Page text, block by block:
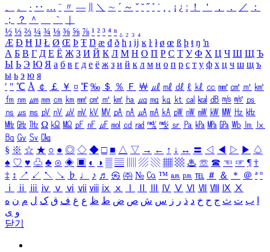
、
。 · ‥ … ¨ 〃 ― ＼ ∼ ´ ～ ˇ ˘ ˝ ˚ ˙ ¸ ¡ ¿ ː ！ ＇ ， ． ／
：
；
？ ＾ ｀
½ ⅓ ⅔ ¼ ¾ ⅛ ⅜ ⅝ ⅞ ¹ ² ³ ⁴ ⁿ ₁ ₂ ₃ ₄
Æ Ð Ħ Ĳ Ł Ø Œ Þ Ŧ Ŋ æ đ ð ħ ı ĳ ĸ ŀ ł ø œ ß þ ŧ ŋ ŉ
А Б В Г Д Е Ё Ж З И Й К Л М Н О П Р С Т У Ф Х Ц Ч Ш Щ Ъ
Ы Ь Э Ю Я а б в г д е ё ж з и й к л м н о п р с т у ф х ц ч ш щ ъ
ы ь э ю я
′ ″ ℃ Å ￠ ￡ ￥ ¤ ℉ ‰ ＄ ％ Ｆ ￦ ㎕ ㎖ ㎗ ℓ ㎘ ㏄ ㎣ ㎤ ㎥ ㎦
㎙ ㎚ ㎛ ㎜ ㎝ ㎞ ㎟ ㎠ ㎡ ㎢ ㏊ ㎍ ㎎ ㎏ ㏏ ㎈ ㎉ ㏈ ㎧ ㎨ ㎰
㎱ ㎲ ㎳ ㎴ ㎵ ㎶ ㎷ ㎸ ㎹ ㎀ ㎁ ㎂ ㎃ ㎄ ㎺ ㎻ ㎽ ㎾ ㎿ ㎐ ㎑
㎒ ㎓ ㎔ Ω ㏀ ㏁ ㎊ ㎋ ㎌ ㏖ ㏅ ㎭ ㎮ ㎯ ㏛ ㎩ ㎪ ㎫ ㎬ ㏝ ㏐
㏓
㏃ ㏉ ㏜ ㏆
§ ※ ☆ ★ ○ ● ◎ ◇ ◆ □ ■ △ ▽ → ← ↑ ↓ ↔ 〓 ◁ ◀ ▷ ▶ ♤
♠ ♡ ♥ ♧ ♣ ⊙ ◈ ▣ ◐ ◑ ▒ ▤ ▨ ▧ ▦ ▩ ♨ ☏ ☎ ☜ ☞ ¶ †
‡ ↕ ↗ ↙ ↖ ↘ ♭ ♩ ♪ ♬ ㉿ ㈜ № ㏇ ™ ㏂ ㏘ ℡ ＃ ＆ ＊ ＠ ª º
ⅰ
ⅱ ⅲ ⅳ ⅴ ⅵ ⅶ ⅷ ⅸ ⅹ Ⅳ Ⅴ Ⅵ Ⅶ Ⅷ Ⅸ Ⅹ
ب ت ث ج ح خ د ذ ر ز س ش ص ض ط ظ ع غ ف ق ک ل م ن ه
و ی
닫기